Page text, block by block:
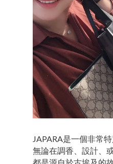
JAPARA是一個非常
無論在調香、設計、
都是源自於古埃及的故